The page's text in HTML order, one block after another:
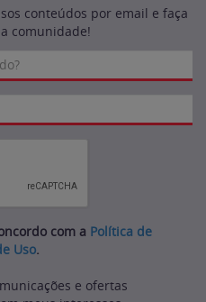
conteúdos por email e faça
comunidade!
com a Política de
Uso.
e ofertas